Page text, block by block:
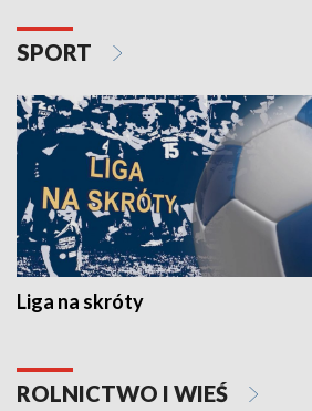
SPORT
Liga na skróty
ROLNICTWO I WIEŚ